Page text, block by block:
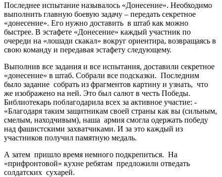
Последнее испытание называлось «Донесение». Необходимо
выполнить главную боевую задачу – передать секретное
«донесение». Его нужно доставить в штаб как можно
быстрее. В эстафете «Донесение» каждый участник по
очереди на «лошади скакал» вокруг ориентира, возвращаясь в
свою команду и передавая эстафету следующему.
Выполнив все задания и все испытания, доставили секретное
«донесение» в штаб. Собрали все подсказки. Последним
было задание собрать из фрагментов картину и узнать, что
же изображено на ней. Это был салют в честь Победы.
Библиотекарь поблагодарила всех за активное участие: -
«Благодаря таким защитникам своей страны как вы (сильным,
смелым, находчивым), наша армия смогла одержать победу
над фашистскими захватчиками. И за это каждый из
участников получил памятную медаль.
А затем пришло время немного подкрепиться. На
«прифронтовой» кухне ребятам предложили отведать
солдатских сухарей.